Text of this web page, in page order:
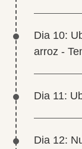
Dia 10:
arroz -
Dia 11:
Dia 12: